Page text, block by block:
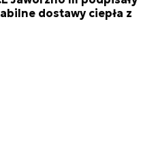
dostawy ciepła z